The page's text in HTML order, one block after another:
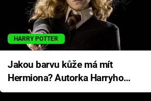
HARRY POTTER
Jakou barvu kůže má mít
Hermiona? Autorka Harryho
Pottera přišla s ráznou